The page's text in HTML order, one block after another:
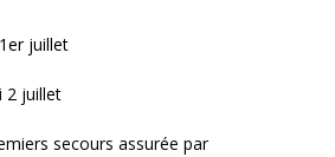
juillet
2 juillet
secours assurée par